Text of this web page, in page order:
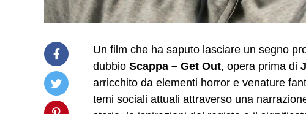
Un film che ha saputo lasciare un segno
dubbio Scappa – Get Out, opera prima di
arricchito da elementi horror e venature
temi sociali attuali attraverso una